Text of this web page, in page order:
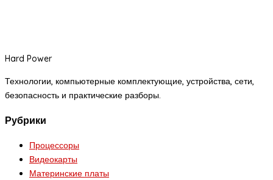
Hard Power
Технологии, компьютерные комплектующие, устройства, сети,
безопасность и практические разборы.
Рубрики
Процессоры
Видеокарты
Материнские платы